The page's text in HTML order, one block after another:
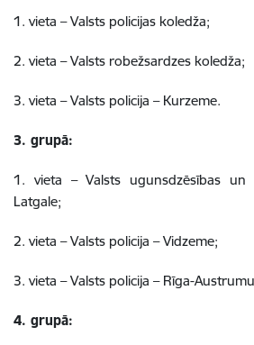
1. vieta – Valsts policijas koledža;
2. vieta – Valsts robežsardzes koledža;
3. vieta – Valsts policija – Kurzeme.
3. grupā:
1. vieta – Valsts ugunsdzēsības un
Latgale;
2. vieta – Valsts policija – Vidzeme;
3. vieta – Valsts policija – Rīga-
4. grupā: